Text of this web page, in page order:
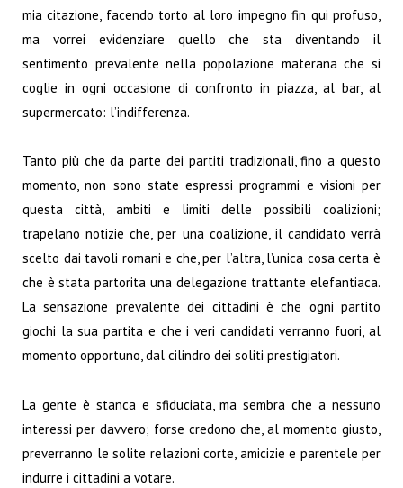
mia citazione, facendo torto al loro impegno fin qui profuso,
ma vorrei evidenziare quello che sta diventando il
sentimento prevalente nella popolazione materana che si
coglie in ogni occasione di confronto in piazza, al bar, al
supermercato: l’indifferenza.
Tanto più che da parte dei partiti tradizionali, fino a questo
momento, non sono state espressi programmi e visioni per
questa città, ambiti e limiti delle possibili coalizioni;
trapelano notizie che, per una coalizione, il candidato verrà
scelto dai tavoli romani e che, per l’altra, l’unica cosa certa è
che è stata partorita una delegazione trattante elefantiaca.
La sensazione prevalente dei cittadini è che ogni partito
giochi la sua partita e che i veri candidati verranno fuori, al
momento opportuno, dal cilindro dei soliti prestigiatori.
La gente è stanca e sfiduciata, ma sembra che a nessuno
interessi per davvero; forse credono che, al momento giusto,
preverranno le solite relazioni corte, amicizie e parentele per
indurre i cittadini a votare.